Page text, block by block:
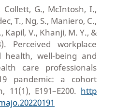
Collett, G., McIntosh, I.,
T., Ng, S., Maniero, C.,
Kapil, V., Khanji, M. Y., &
Perceived workplace
well-being and
care professionals
pandemic: a cohort
11(1), E191–E200. http